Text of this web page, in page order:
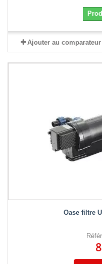
Ajouter au comparateur
Oase filtre